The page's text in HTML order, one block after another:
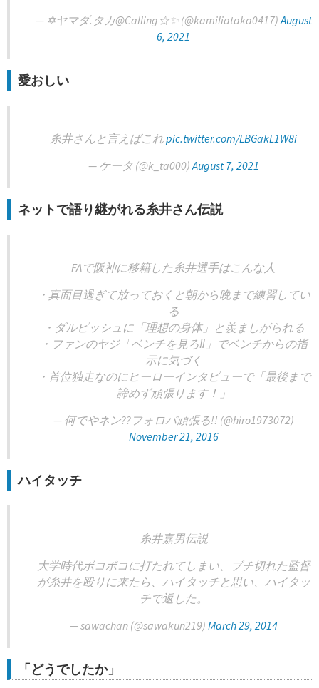
— ✡️ヤマダ.タカ@Calling☆✨ (@kamiliataka0417)August
6, 2021
愛おしい
糸井さんと言えばこれpic.twitter.com/LBGakL1W8i
— ケータ (@k_ta000)August 7, 2021
ネットで語り継がれる糸井さん伝説
FAで阪神に移籍した糸井選手はこんな人
・真面目過ぎて放っておくと朝から晩まで練習してい
る
・ダルビッシュに「理想の身体」と羨ましがられる
・ファンのヤジ「ベンチを見ろ‼︎」でベンチからの指
示に気づく
・首位独走なのにヒーローインタビューで「最後まで
諦めず頑張ります！」
— 何でやネン??フォロバ頑張る!! (@hiro1973072)
November 21, 2016
ハイタッチ
糸井嘉男伝説
大学時代ボコボコに打たれてしまい、ブチ切れた監督
が糸井を殴りに来たら、ハイタッチと思い、ハイタッ
チで返した。
— sawachan (@sawakun219) March 29, 2014
「どうでしたか」